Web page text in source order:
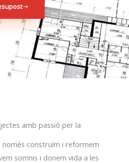
amb passió per la
només construïm i reformem
somnis i donem vida a les